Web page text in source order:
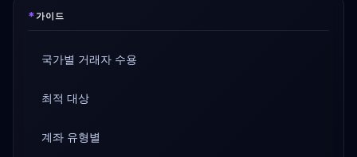
*가이드
국가별 거래자 수용
최적 대상
계좌 유형별